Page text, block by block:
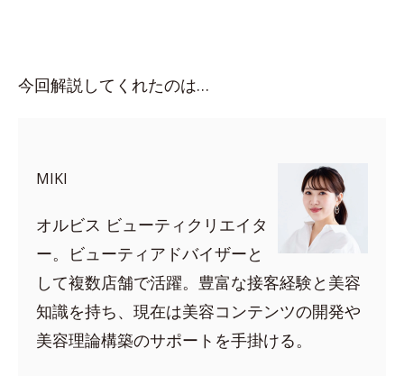
今回解説してくれたのは…
MIKI
オルビス ビューティクリエイタ
ー。ビューティアドバイザーと
して複数店舗で活躍。豊富な接客経験と美容
知識を持ち、現在は美容コンテンツの開発や
美容理論構築のサポートを手掛ける。